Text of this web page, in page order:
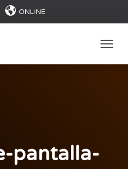
ONLINE
pantalla-